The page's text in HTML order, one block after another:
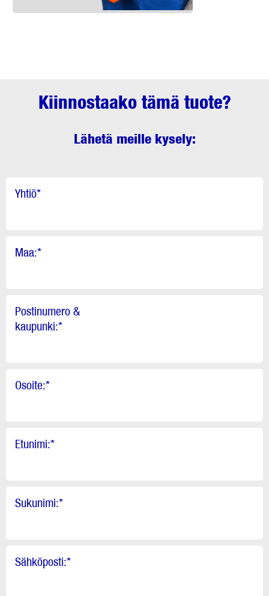
Kiinnostaako tämä tuote?
Lähetä meille kysely:
Yhtiö*
Maa:*
Postinumero &
kaupunki:*
Osoite:*
Etunimi:*
Sukunimi:*
Sähköposti:*